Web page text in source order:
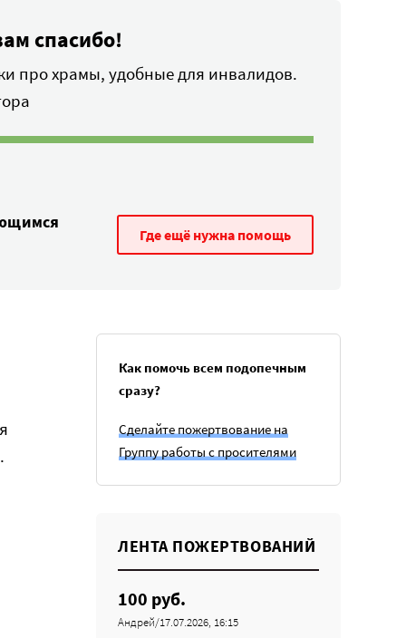
спасибо!
про храмы, удобные для инвалидов.
Где ещё нужна помощь
.
Как помочь всем подопечным
сразу?
Сделайте пожертвование на
Группу работы с просителями
ЛЕНТА ПОЖЕРТВОВАНИЙ
100 руб.
Андрей/17.07.2026, 16:15